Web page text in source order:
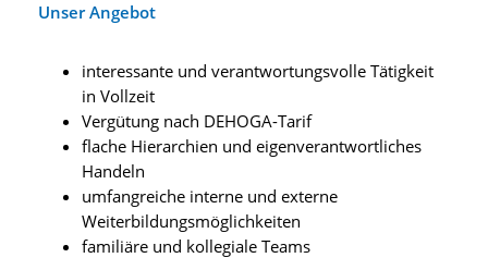
Unser Angebot
interessante und verantwortungsvolle Tätigkeit
in Vollzeit
Vergütung nach DEHOGA-Tarif
flache Hierarchien und eigenverantwortliches
Handeln
umfangreiche interne und externe
Weiterbildungsmöglichkeiten
familiäre und kollegiale Teams